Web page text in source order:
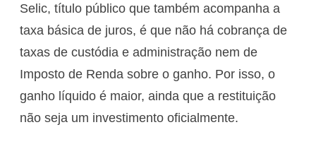
Selic, título público que também acompanha a
taxa básica de juros, é que não há cobrança de
taxas de custódia e administração nem de
Imposto de Renda sobre o ganho. Por isso, o
ganho líquido é maior, ainda que a restituição
não seja um investimento oficialmente.